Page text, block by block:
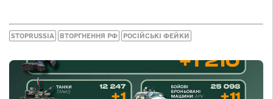
STOPRUSSIA ВТОРГНЕННЯ РФ РОСІЙСЬКІ ФЕЙКИ